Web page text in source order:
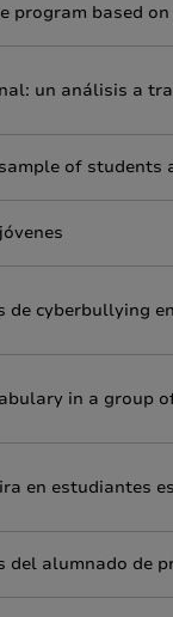
program based
un análisis a
of students
de cyberbullying
in a group
en estudiantes
del alumnado de